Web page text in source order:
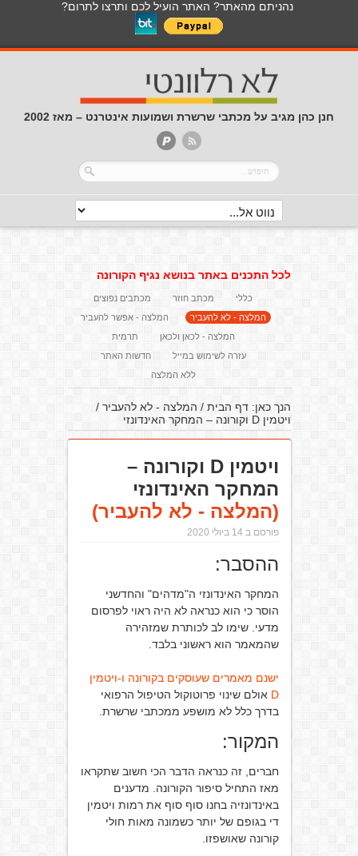
נהניתם מהאתר? האתר הועיל לכם ותרצו לתרום?
כהן מגיב על מכתבי שרשרת ושמועות אינטרנט – מאז 2002
לכל התכנים באתר בנושא נגיף הקורונה
מכתב חוזר
מכתבים נפוצים
המלצה - לא להעביר
המלצה - אפשר להעביר
המלצה - לכאן ולכאן
תרמית
עזרה לשימוש במייל
חדשות האתר
ללא המלצה
הנך כאן:דף הבית/ המלצה - לא להעביר/
ויטמין D וקורונה –
המחקר האינדונזי
(המלצה - לא להעביר)
פורסם ב 14 ביולי 2020
ההסבר:
המחקר האינדונזי ה"מדהים" והחדשני
הוסר כי הוא כנראה לא היה ראוי לפרסום
מדעי. שימו לב לכותרת שמזהירה
שהמאמר הוא ראשוני בלבד.
ישנם מאמרים שעוסקים בקורונה ו-ויטמין
אולם שינוי פרוטוקול הטיפול הרפואי
בדרך כלל לא מושפע ממכתבי שרשרת.
המקור:
חברים, זה כנראה הדבר הכי חשוב שתקראו
מאז התחיל סיפור הקורונה. מדענים
באינדונזיה בחנו סוף סוף את רמות ויטמין
די בגופם של יותר כשמונה מאות חולי
קורונה שאושפזו.